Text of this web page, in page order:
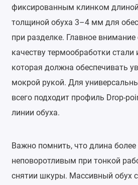
фиксированным клинком
толщиной обуха 3–4 мм для
при разделке. Главное внимание
качеству термообработки
которая должна обеспечивать
мокрой рукой. Для
всего подходит профиль Drop-
линии обуха.
Важно помнить, что длина
неповоротливым при тонкой
снятии шкуры. Массивный обух